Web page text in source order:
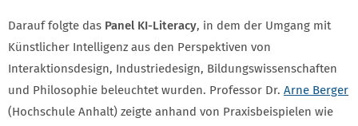
Darauf folgte das Panel KI-Literacy, in dem der Umgang mit
Künstlicher Intelligenz aus den Perspektiven von
Interaktionsdesign, Industriedesign, Bildungswissenschaften
und Philosophie beleuchtet wurden. Professor Dr. Arne Berger
(Hochschule Anhalt) zeigte anhand von Praxisbeispielen wie